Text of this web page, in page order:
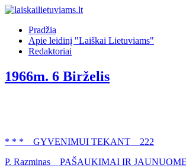
Pradžia
Apie leidinį "Laiškai Lietuviams"
Redaktoriai
1966m. 6 Birželis
* * * GYVENIMUI TEKANT 222
P. Razminas PAŠAUKIMAI IR